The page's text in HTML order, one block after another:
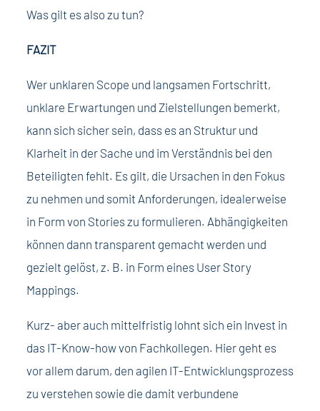
Was gilt es also zu tun?
FAZIT
Wer unklaren Scope und langsamen Fortschritt,
unklare Erwartungen und Zielstellungen bemerkt,
kann sich sicher sein, dass es an Struktur und
Klarheit in der Sache und im Verständnis bei den
Beteiligten fehlt. Es gilt, die Ursachen in den Fokus
zu nehmen und somit Anforderungen, idealerweise
in Form von Stories zu formulieren. Abhängigkeiten
können dann transparent gemacht werden und
gezielt gelöst, z. B. in Form eines User Story
Mappings.
Kurz- aber auch mittelfristig lohnt sich ein Invest in
das IT-Know-how von Fachkollegen. Hier geht es
vor allem darum, den agilen IT-Entwicklungsprozess
zu verstehen sowie die damit verbundene